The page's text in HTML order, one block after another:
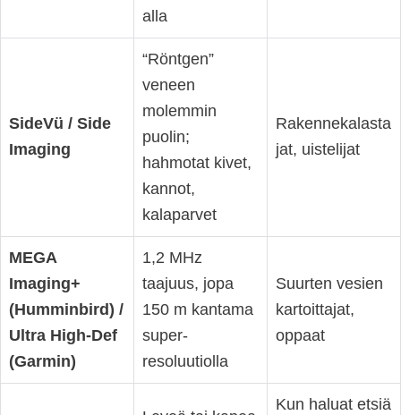
alla
SideVü / Side
Imaging
“Röntgen”
veneen
molemmin
puolin;
hahmotat kivet,
kannot,
kalaparvet
Rakennekalasta
jat, uistelijat
MEGA
Imaging+
(Humminbird) /
Ultra High-Def
(Garmin)
1,2 MHz
taajuus, jopa
150 m kantama
super­
resoluutiolla
Suurten vesien
kartoittajat,
oppaat
Kun haluat etsiä